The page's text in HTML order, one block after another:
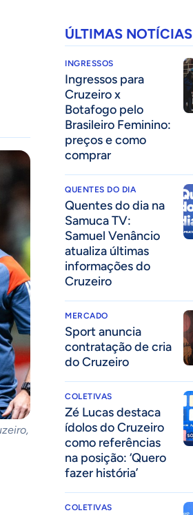
ÚLTIMAS NOTÍCIAS
INGRESSOS
Ingressos para
Cruzeiro x
Botafogo pelo
Brasileiro Feminino:
preços e como
comprar
QUENTES DO DIA
Quentes do dia na
Samuca TV:
Samuel Venâncio
atualiza últimas
informações do
Cruzeiro
MERCADO
Sport anuncia
contratação de cria
do Cruzeiro
COLETIVAS
Zé Lucas destaca
ídolos do Cruzeiro
como referências
na posição: ‘Quero
fazer história’
COLETIVAS